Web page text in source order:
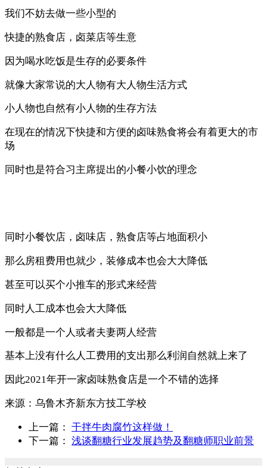
我们不妨去做一些小型的
快捷的熟食店，卤菜店等生意
因为喝水吃饭是生存的必要条件
就像大家常说的大人物有大人物生活方式
小人物也自然有小人物的生存方法
在现在的情况下快捷和方便的卤味熟食将会有着更大的市
场
同时也是符合习主席提出的小餐小饮的理念
同时小餐饮店，卤味店，熟食店等占地面积小
那么房租费用也就少，装修成本也会大大降低
甚至可以买个小推车的形式来经营
同时人工成本也会大大降低
一般都是一个人或者夫妻两人经营
基本上没有什么人工费用的支出那么利润自然就上来了
因此2021年开一家卤味熟食店是一个不错的选择
来源： 乌鲁木齐新东方技工学校
上一篇： 干拌牛肉腐竹这样做！
下一篇： 浅谈翻糖行业发展趋势及翻糖师职业前景